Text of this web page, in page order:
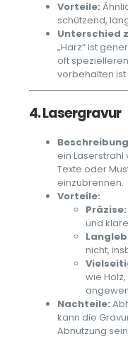
Vorteile:
schützend,
Unterschied
„Harz“ ist
oft
vorbehalten ist.
4. Lasergravur
ein
Texte oder
einzubrennen.
Vorteile:
Präzise:
und
nicht,
wie
Nachteile:
kann die
Abnutzung